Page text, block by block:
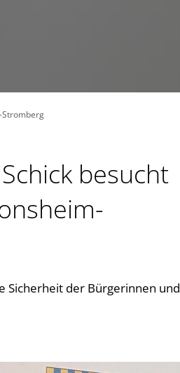
Stromberg
besucht
Sicherheit der Bürgerinnen und